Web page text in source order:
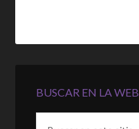
BUSCAR EN LA WEB